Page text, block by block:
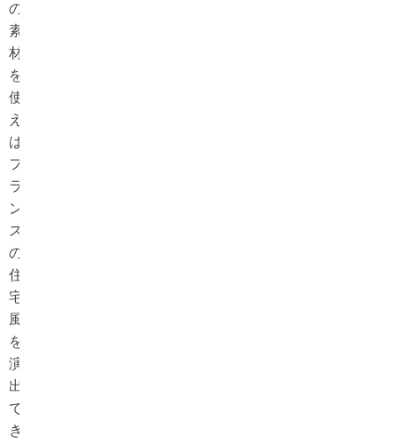
の
素
材
を
使
え
ば
フ
ラ
ン
ス
の
住
宅
風
を
演
出
で
き